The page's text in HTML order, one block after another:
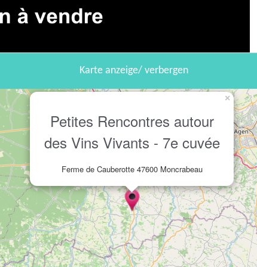
Karte anzeige/ verbergen
Petites Rencontres autour
des Vins Vivants - 7e cuvée
Ferme de Cauberotte 47600 Moncrabeau
×